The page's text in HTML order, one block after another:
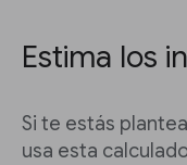
Estima los
Si te estás
usa esta